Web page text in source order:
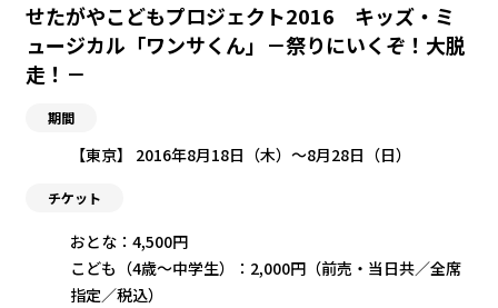
せたがやこどもプロジェクト2016 キッズ・ミ
ュージカル「ワンサくん」－祭りにいくぞ！大脱
走！－
期間
【東京】 2016年8月18日（木）〜8月28日（日）
チケット
おとな：4,500円
こども（4歳～中学生）：2,000円（前売・当日共／全席
指定／税込）